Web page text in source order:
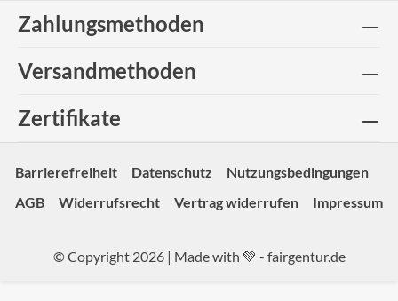
Zahlungsmethoden
Versandmethoden
Zertifikate
Barrierefreiheit Datenschutz
Nutzungsbedingungen
AGB
Widerrufsrecht Vertrag widerrufen Impressum
© Copyright 2026 | Made with 💚 - fairgentur.de